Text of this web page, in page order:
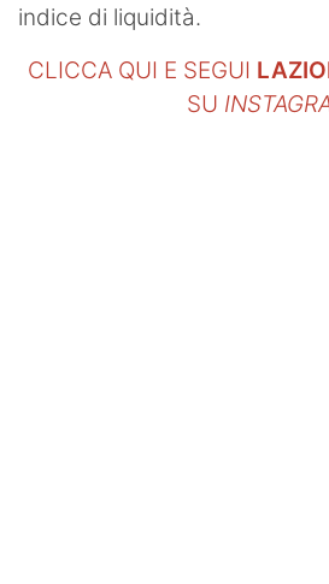
indice di liquidità.
CLICCA QUI E SEGUI
SU